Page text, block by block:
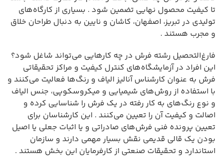
تا کیفیت محصول نهایی تضمین شود . بسیاری از کارگاه‌های
تولیدی در تبریز، اصفهان، کاشان و نایین به دنبال طراحان خلاق
و مجرب هستند .
فارغ‌التحصیل رشته فرش در چه کارهایی می‌تواند شاغل شود؟
این افراد در آزمایشگاه‌های کنترل کیفیت و مراکز تحقیقاتی
فرش به عنوان کارشناس آنالیز الیاف و رنگ‌ها فعالیت می‌کنند و
با استفاده از روش‌های شیمیایی و میکروسکوپی، جنس الیاف
و نوع رنگ‌های به کار رفته در یک فرش را شناسایی کرده و
اصالت و کیفیت آن را تعیین می‌کنند . این کارشناسان برای
تعیین پرونده فنی فرش‌های صادراتی و یا اثبات جعلی یا اصیل
بودن یک قالی قدیمی نقش بسیار مهمی دارند و سازمان
استاندارد و تحقیقات صنعتی از کارفرمایان این بخش هستند .